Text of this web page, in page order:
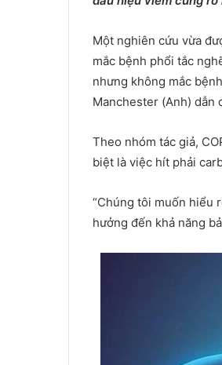
Một nghiên cứu vừa
mắc bệnh phổi tắc
nhưng không mắc
Manchester (Anh) dẫn
Theo nhóm tác giả,
biệt là việc hít phải
“Chúng tôi muốn hiểu
hưởng đến khả năng